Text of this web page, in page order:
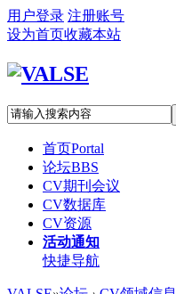
用户登录 注册账号
设为首页收藏本站
首页Portal
论坛BBS
CV期刊会议
CV数据库
CV资源
活动通知
快捷导航